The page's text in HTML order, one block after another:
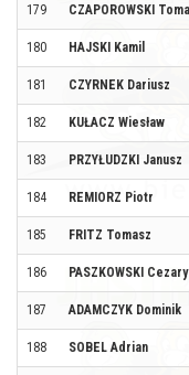
179 CZAPOROWSKI
180 HAJSKI Kamil
181 CZYRNEK Dariusz
182 KUŁACZ Wiesław
183 PRZYŁUDZKI Janusz
184 REMIORZ Piotr
185 FRITZ Tomasz
186 PASZKOWSKI Cezary
187 ADAMCZYK Dominik
188 SOBEL Adrian